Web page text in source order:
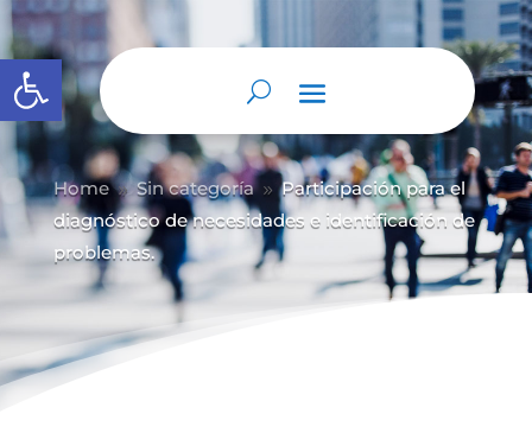
Abrir barra de herramientas
Home 9 Sin categoría 9 Participación para el
diagnóstico de necesidades e identificación de
problemas.